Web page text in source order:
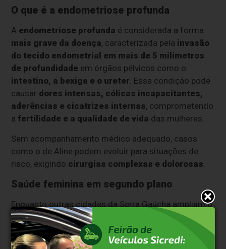
O que é a endometriose profunda
A endometriose profunda é considerada a forma
mais grave da doença, caracterizada pela invasão
do tecido endometrial em mais de 5 milímetros
de profundidade em órgãos pélvicos como o
intestino, a bexiga e o ureter. Essa condição pode
causar dores intensas, cólicas incapacitantes,
aderências e cicatrizes internas, comprometendo
a fertilidade e a qualidade de vida das mulheres.
Sem acompanhamento médico adequado, casos
como o de Aline podem evoluir para situações de
risco, exigindo cirurgias complexas e dolorosas.
Saúde feminina em segundo plano
Enquanto outras cidades da Serra Gaúcha ampliam o
acesso à saúde da mulher,
Bento Gonçalves se
afasta cada vez mais do atendimento
humanizadoque o tema exige. Com a atenção